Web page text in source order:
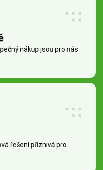
nákup jsou pro nás
řešení příznivá pro